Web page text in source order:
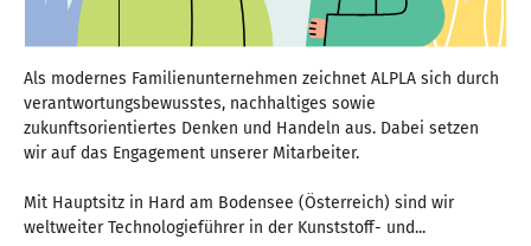
Als modernes Familienunternehmen zeichnet ALPLA sich durch
verantwortungsbewusstes, nachhaltiges sowie
zukunftsorientiertes Denken und Handeln aus. Dabei setzen
wir auf das Engagement unserer Mitarbeiter.
Mit Hauptsitz in Hard am Bodensee (Österreich) sind wir
weltweiter Technologieführer in der Kunststoff- und...